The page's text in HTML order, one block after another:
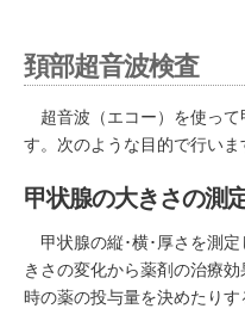
頚部超音波検査
超音波（エコー）を使って
す。次のような目的で行いま
甲状腺の大きさの測
甲状腺の縦･横･厚さを測定
きさの変化から薬剤の治療
時の薬の投与量を決めたりす